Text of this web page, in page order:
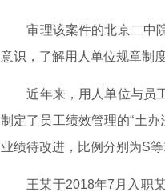
审理该案件的北京二中院
意识，了解用人单位规章制
近年来，用人单位与员工
制定了员工绩效管理的“土
业绩待改进，比例分别为S
王某于2018年7月入职某